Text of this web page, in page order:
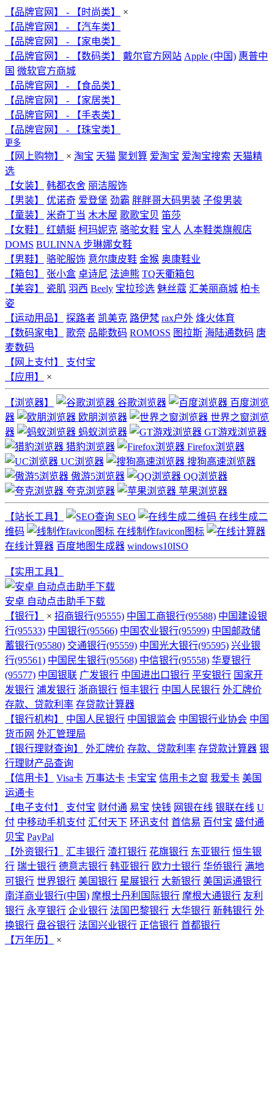
【品牌官网】 - 【时尚类】
×
【品牌官网】 - 【汽车类】
【品牌官网】 - 【家电类】
【品牌官网】 - 【数码类】
戴尔官方网站 Apple (中国) 惠普中
国 微软官方商城
【品牌官网】 - 【食品类】
【品牌官网】 - 【家居类】
【品牌官网】 - 【手表类】
【品牌官网】 - 【珠宝类】
更多
【网上购物】 × 淘宝 天猫 聚划算 爱淘宝 爱淘宝搜索 天猫精
选
【女装】
韩都衣舍 丽洁服饰
【男装】
优诺奇 爱登堡 劲霸 胖胖哥大码男装 子俊男装
【童装】
米奇丁当 木木屋 歌歌宝贝 笛莎
【女鞋】
红蜻蜓 柯玛妮克 骆驼女鞋 宝人 人本鞋类旗舰店
DOMS BULINNA 步琳娜女鞋
【男鞋】
骆驼服饰 意尔康皮鞋 金猴 奥康鞋业
【箱包】
张小盒 卓诗尼 法迪熊 TQ天衢箱包
【美容】
瓷肌 羽西 Beely 宝拉珍选 魅丝蔻 汇美丽商城 柏卡
姿
【运动用品】
探路者 凯美克 路伊梵 rax户外 烽火体育
【数码家电】
歌奈 品能数码 ROMOSS 图拉斯 海陆通数码 唐
麦数码
【网上支付】
支付宝
【应用】
×
【浏览器】 谷歌浏览器
百度浏览
器
欧朋浏览器
世界之窗浏览
器
蚂蚁浏览器
GT游戏浏览器
猎豹浏览器
Firefox浏览器
UC浏览器
搜狗高速浏览器
傲游5浏览器
QQ浏览器
夸克浏览器
苹果浏览器
【站长工具】 SEO
在线生成二
维码
在线制作favicon图标
在线计算器 百度地图生成器 windows10ISO
【实用工具】
安卓 自动点击助手下载
【银行】
× 招商银行(95555) 中国工商银行(95588) 中国建设银
行(95533) 中国银行(95566) 中国农业银行(95599) 中国邮政储
蓄银行(95580) 交通银行(95559) 中国光大银行(95595) 兴业银
行(95561) 中国民生银行(95568) 中信银行(95558) 华夏银行
(95577) 中国银联 广发银行 中国进出口银行 平安银行 国家开
发银行 浦发银行 浙商银行 恒丰银行 中国人民银行 外汇牌价
存款、贷款利率 存贷款计算器
【银行机构】
中国人民银行 中国银监会 中国银行业协会 中国
货币网 外汇管理局
【银行理财查询】
外汇牌价 存款、贷款利率 存贷款计算器 银
行理财产品查询
【信用卡】
Visa卡 万事达卡 卡宝宝 信用卡之窗 我爱卡 美国
运通卡
【电子支付】
支付宝 财付通 易宝 快钱 网银在线 银联在线 U
付 中移动手机支付 汇付天下 环迅支付 首信易 百付宝 盛付通
贝宝 PayPal
【外资银行】
汇丰银行 渣打银行 花旗银行 东亚银行 恒生银
行 瑞士银行 德意志银行 韩亚银行 欧力士银行 华侨银行 满地
可银行 世界银行 美国银行 星展银行 大新银行 美国运通银行
南洋商业银行(中国) 摩根士丹利国际银行 摩根大通银行 友利
银行 永亨银行 企业银行 法国巴黎银行 大华银行 新韩银行 外
换银行 盘谷银行 法国兴业银行 正信银行 首都银行
【万年历】
×